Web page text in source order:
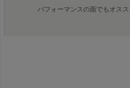
パフォーマンスの面でもオスス